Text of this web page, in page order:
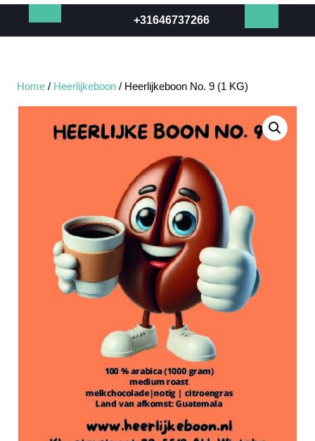
Open
+31646737266
Home / Heerlijkeboon / Heerlijkeboon No. 9 (1 KG)